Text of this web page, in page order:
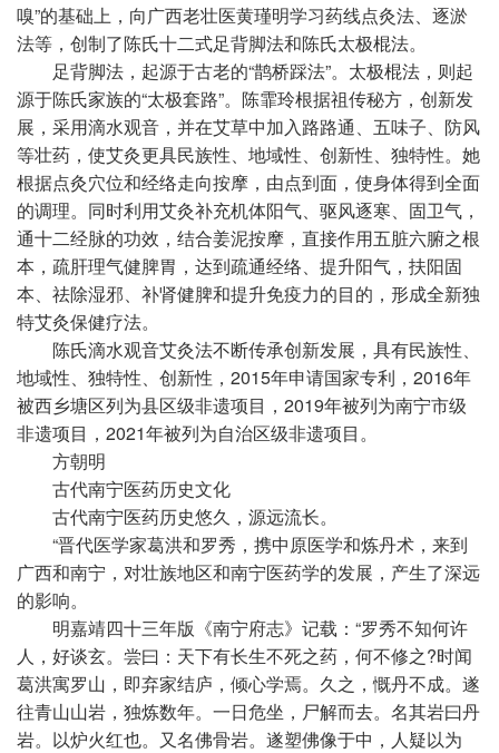
嗅”的基础上，向广西老壮医黄瑾明学习药线点灸法、逐淤
法等，创制了陈氏十二式足背脚法和陈氏太极棍法。
足背脚法，起源于古老的“鹊桥踩法”。太极棍法，则起
源于陈氏家族的“太极套路”。陈霏玲根据祖传秘方，创新发
展，采用滴水观音，并在艾草中加入路路通、五味子、防风
等壮药，使艾灸更具民族性、地域性、创新性、独特性。她
根据点灸穴位和经络走向按摩，由点到面，使身体得到全面
的调理。同时利用艾灸补充机体阳气、驱风逐寒、固卫气，
通十二经脉的功效，结合姜泥按摩，直接作用五脏六腑之根
本，疏肝理气健脾胃，达到疏通经络、提升阳气，扶阳固
本、祛除湿邪、补肾健脾和提升免疫力的目的，形成全新独
特艾灸保健疗法。
陈氏滴水观音艾灸法不断传承创新发展，具有民族性、
地域性、独特性、创新性 ，2015年申请国家专利，2016年
被西乡塘区列为县区级非遗项目，2019年被列为南宁市级
非遗项目，2021年被列为自治区级非遗项目。
方朝明
古代南宁医药历史文化
古代南宁医药历史悠久，源远流长。
“晋代医学家葛洪和罗秀，携中原医学和炼丹术，来到
广西和南宁，对壮族地区和南宁医药学的发展，产生了深远
的影响。
明嘉靖四十三年版《南宁府志》记载：“罗秀不知何许
人，好谈玄。尝曰：天下有长生不死之药，何不修之?时闻
葛洪寓罗山，即弃家结庐，倾心学焉。久之，慨丹不成。遂
往青山山岩，独炼数年。一日危坐，尸解而去。名其岩曰丹
岩。以炉火红也。又名佛骨岩。遂塑佛像于中，人疑以为